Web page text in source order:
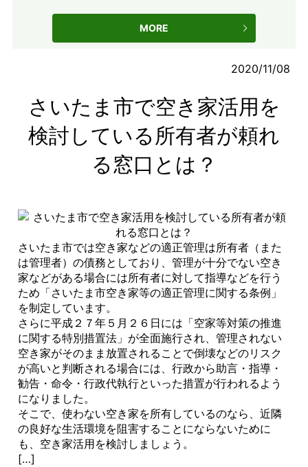
MORE
2020/11/08
さいたま市で空き家活用を
検討している所有者が頼れ
る窓口とは？
さいたま市では空き家などの適正管理は所有者（また
は管理者）の債務としており、管理が十分でない空き
家などがある場合には所有者に対して指導などを行う
ため「さいたま市空き家等の適正管理に関する条例」
を制定しています。
さらに平成２７年５月２６日には「空家等対策の推進
に関する特別措置法」が全面施行され、管理されない
空き家がそのまま放置されることで倒壊などのリスク
が高いと判断される場合には、行政から助言・指導・
勧告・命令・行政代執行といった措置が行われるよう
になりました。
そこで、使わない空き家を所有しているのなら、近隣
の良好な生活環境を阻害することにならないために
も、空き家活用を検討しましょう。
[…]